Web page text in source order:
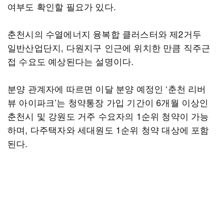
여부도 확인할 필요가 있다.
춘천시의 수열에너지 융복합 클러스터와 제2거두
일반산업단지, 다원지구 인근에 위치한 만큼 직주근
접 수요도 예상된다는 설명이다.
분양 관계자에 따르면 이달 분양 예정인 ‘춘천 리버
뷰 아이파크’는 청약통장 가입 기간이 6개월 이상인
춘천시 및 강원도 거주 수요자의 1순위 청약이 가능
하며, 다주택자와 세대원도 1순위 청약 대상에 포함
된다.